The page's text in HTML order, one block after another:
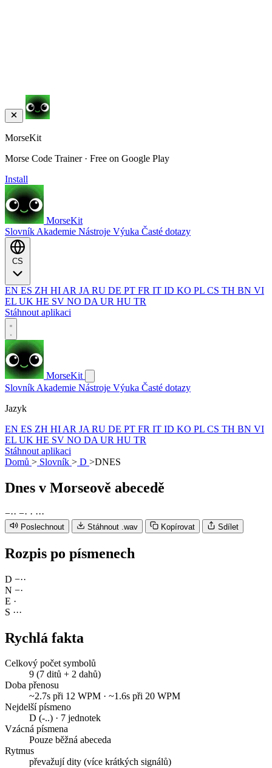
MorseKit
Morse Code Trainer · Free on Google Play
Install
MorseKit
Slovník Akademie Nástroje Výuka Časté dotazy
EN ES ZH HI AR JA RU DE PT FR IT ID KO PL CS TH BN VI
EL UK HE SV NO DA UR HU TR
Stáhnout aplikaci
MorseKit
Slovník Akademie Nástroje Výuka Časté dotazy
Jazyk
EN ES ZH HI AR JA RU DE PT FR IT ID KO PL CS TH BN VI
EL UK HE SV NO DA UR HU TR
Stáhnout aplikaci
Domů > Slovník > D >DNES
Dnes v Morseově abecedě
−·· −· · ···
Poslechnout Stáhnout .wav Kopírovat Sdílet
Rozpis po písmenech
D −··
N −·
E ·
S ···
Rychlá fakta
Celkový počet symbolů
9 (7 ditů + 2 dahů)
Doba přenosu
~2.7s při 12 WPM · ~1.6s při 20 WPM
Nejdelší písmeno
D (-..) · 7 jednotek
Vzácná písmena
Pouze běžná abeceda
Rytmus
převažují dity (více krátkých signálů)